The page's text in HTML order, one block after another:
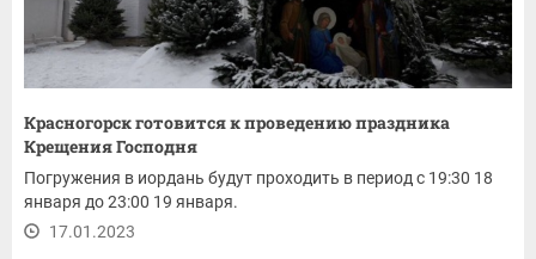
Красногорск готовится к проведению праздника
Крещения Господня
Погружения в иордань будут проходить в период с 19:30 18
января до 23:00 19 января.
17.01.2023